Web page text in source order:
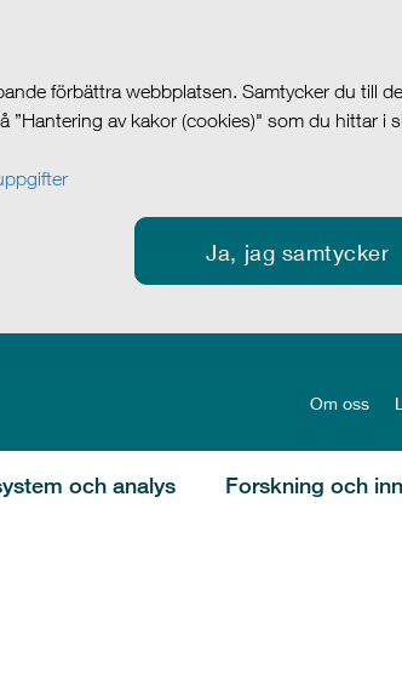
förbättra webbplatsen. Samtycker du till
av kakor (cookies)" som du hittar i
Ja, jag samtycker
Om oss
och analys Forskning och